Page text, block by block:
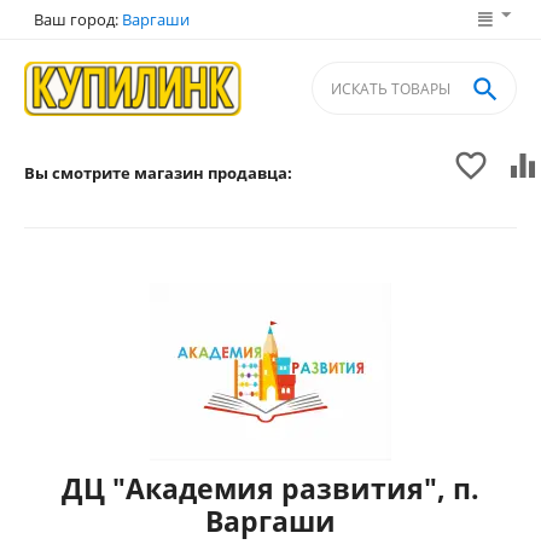
Ваш город: Варгаши
 

Вы смотрите магазин продавца:
ДЦ "Академия развития", п.
Варгаши